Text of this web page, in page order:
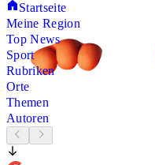
Startseite
Meine Region
Top News
Sport
Rubriken
Orte
Themen
Autoren